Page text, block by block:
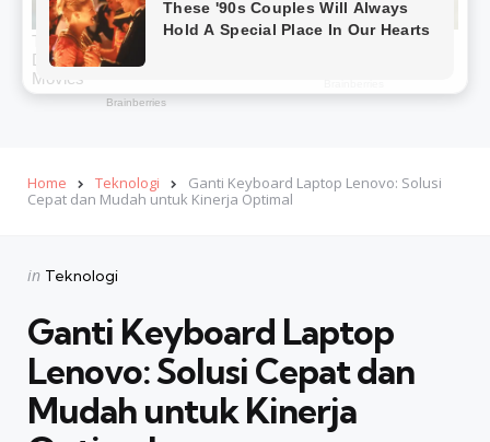
Home Teknologi
Ganti Keyboard Laptop Lenovo: Solusi
Cepat dan Mudah untuk Kinerja Optimal
Categories
Posted
in Teknologi
Ganti Keyboard Laptop
Lenovo: Solusi Cepat dan
Mudah untuk Kinerja